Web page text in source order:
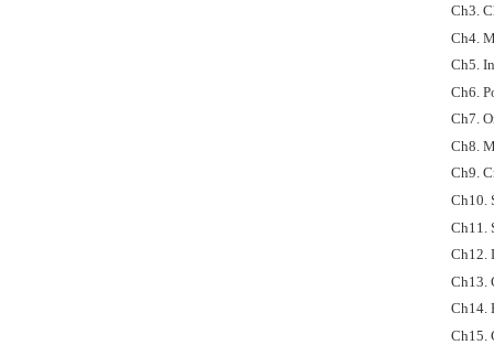
Ch3.
Ch4.
Ch5.
Ch6.
Ch7.
Ch8.
Ch9.
Ch10.
Ch11.
Ch12.
Ch13.
Ch14.
Ch15.